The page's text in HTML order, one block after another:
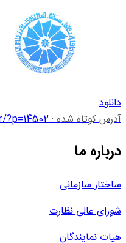
دانلود
آدرس کوتاه شده :
درباره ما
ساختار سازمانی
شورای عالی نظارت
هیات نمایندگان